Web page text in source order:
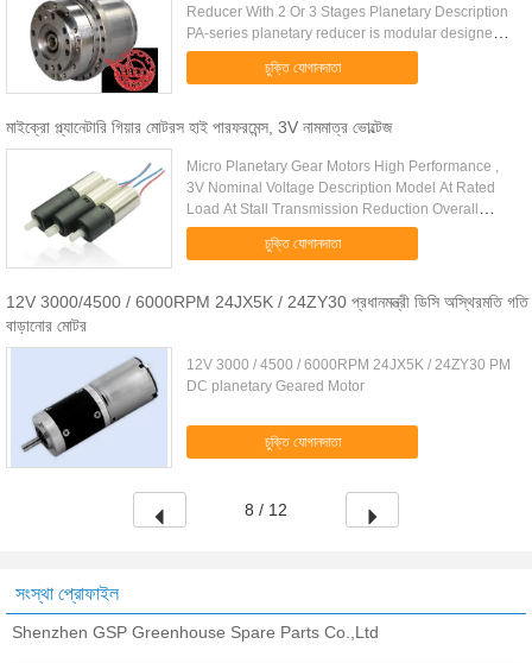
Reducer With 2 Or 3 Stages Planetary Description
PA-series planetary reducer is modular designed
compound planetary reducer, 2 or 3 stages
planetary, could with ...
চুক্তি যোগানদাতা
মাইক্রো প্ল্যানেটারি গিয়ার মোটরস হাই পারফরমেন্স, 3V নামমাত্র ভোল্টেজ
Micro Planetary Gear Motors High Performance ,
3V Nominal Voltage Description Model At Rated
Load At Stall Transmission Reduction Overall
Length L Gear Box Length L1 Speed Current
Torque Power Stall Torque ...
চুক্তি যোগানদাতা
12V 3000/4500 / 6000RPM 24JX5K / 24ZY30 প্রধানমন্ত্রী ডিসি অস্থিরমতি গতি
বাড়ানোর মোটর
12V 3000 / 4500 / 6000RPM 24JX5K / 24ZY30 PM
DC planetary Geared Motor
চুক্তি যোগানদাতা
8 / 12
সংস্থা প্রোফাইল
Shenzhen GSP Greenhouse Spare Parts Co.,Ltd